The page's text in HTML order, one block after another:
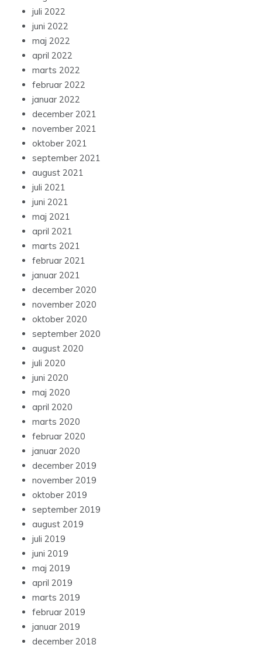
juli 2022
juni 2022
maj 2022
april 2022
marts 2022
februar 2022
januar 2022
december 2021
november 2021
oktober 2021
september 2021
august 2021
juli 2021
juni 2021
maj 2021
april 2021
marts 2021
februar 2021
januar 2021
december 2020
november 2020
oktober 2020
september 2020
august 2020
juli 2020
juni 2020
maj 2020
april 2020
marts 2020
februar 2020
januar 2020
december 2019
november 2019
oktober 2019
september 2019
august 2019
juli 2019
juni 2019
maj 2019
april 2019
marts 2019
februar 2019
januar 2019
december 2018